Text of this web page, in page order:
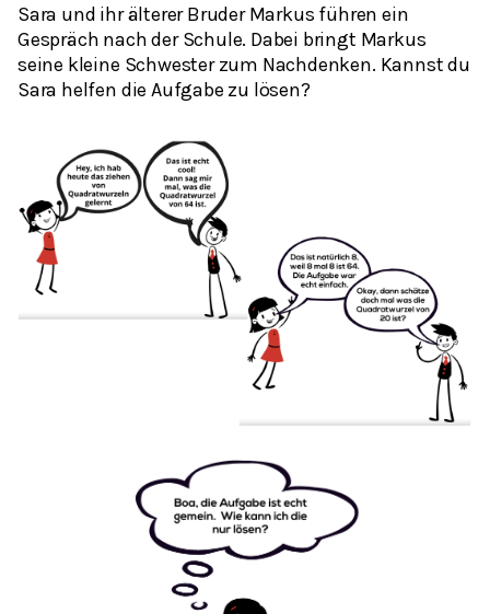
Sara und ihr älterer Bruder Markus führen ein
Gespräch nach der Schule. Dabei bringt Markus
seine kleine Schwester zum Nachdenken. Kannst du
Sara helfen die Aufgabe zu lösen?